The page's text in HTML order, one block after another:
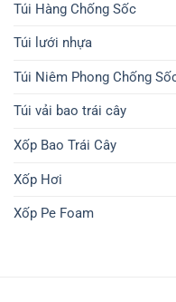
Túi Hàng Chống Sốc
Túi lưới nhựa
Túi Niêm Phong Chống
Túi vải bao trái cây
Xốp Bao Trái Cây
Xốp Hơi
Xốp Pe Foam